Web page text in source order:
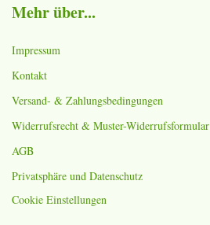
Mehr über...
Impressum
Kontakt
Versand- & Zahlungsbedingungen
Widerrufsrecht & Muster-Widerrufsformular
AGB
Privatsphäre und Datenschutz
Cookie Einstellungen